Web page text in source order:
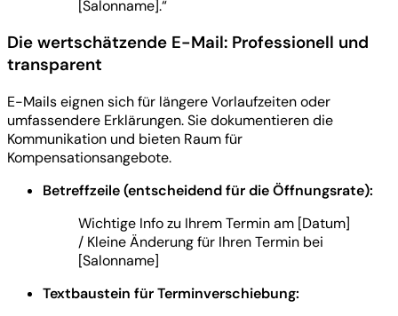
[Salonname].“
Die wertschätzende E-Mail: Professionell und
transparent
E-Mails eignen sich für längere Vorlaufzeiten oder
umfassendere Erklärungen. Sie dokumentieren die
Kommunikation und bieten Raum für
Kompensationsangebote.
Betreffzeile (entscheidend für die Öffnungsrate):
Wichtige Info zu Ihrem Termin am [Datum]
/ Kleine Änderung für Ihren Termin bei
[Salonname]
Textbaustein für Terminverschiebung: